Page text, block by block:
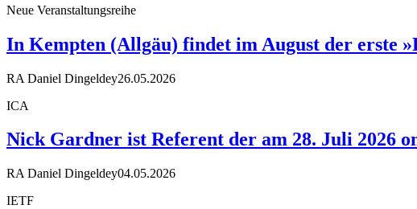
Neue Veranstaltungsreihe
In Kempten (Allgäu) findet im August der erste
RA Daniel Dingeldey26.05.2026
ICA
Nick Gardner ist Referent der am 28. Juli 2026
RA Daniel Dingeldey04.05.2026
IETF